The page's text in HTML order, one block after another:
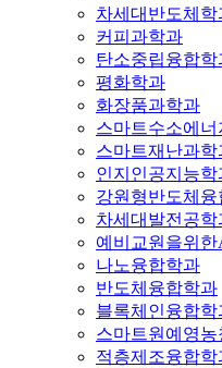
차세대반도체학
커피과학과
탄소중립융합학
평화학과
화장품과학과
스마트수소에
스마트재난과학
인지인공지능학
강원형반도체융
차세대발전공학
예비교원을위
나노융합학과
반도체융합학과
블록체인융합학
스마트원예영
적층제조융합학